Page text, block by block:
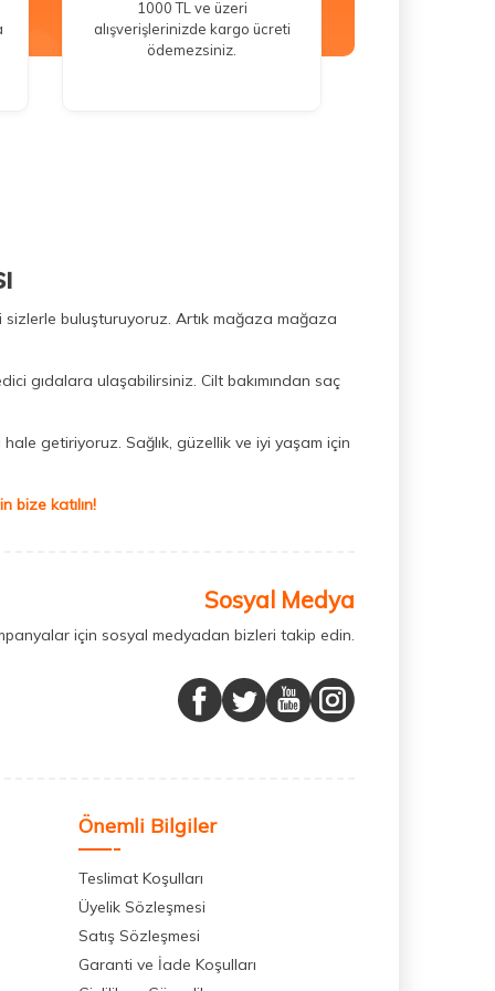
1000 TL ve üzeri
alışverişlerinizde kargo ücreti
ödemezsiniz.
sizlerle buluşturuyoruz. Artık mağaza mağaza
gıdalara ulaşabilirsiniz. Cilt bakımından saç
getiriyoruz. Sağlık, güzellik ve iyi yaşam için
bize katılın!
Sosyal Medya
için sosyal medyadan bizleri takip edin.
Önemli Bilgiler
Teslimat Koşulları
Üyelik Sözleşmesi
Satış Sözleşmesi
Garanti ve İade Koşulları